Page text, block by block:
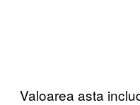
Valoarea asta